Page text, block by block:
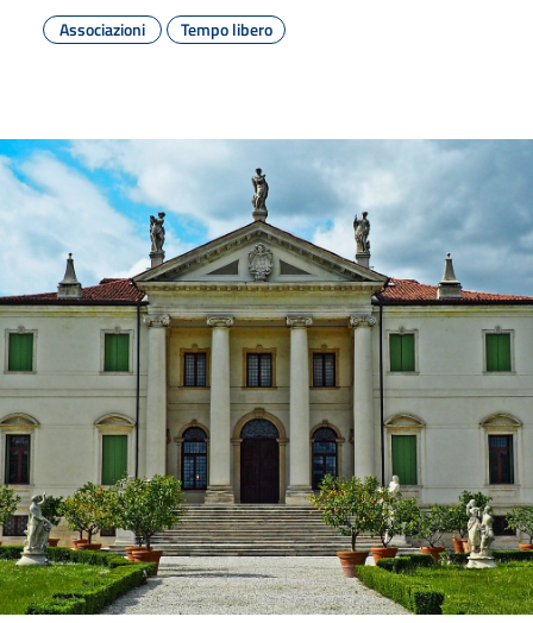
Associazioni
Tempo libero